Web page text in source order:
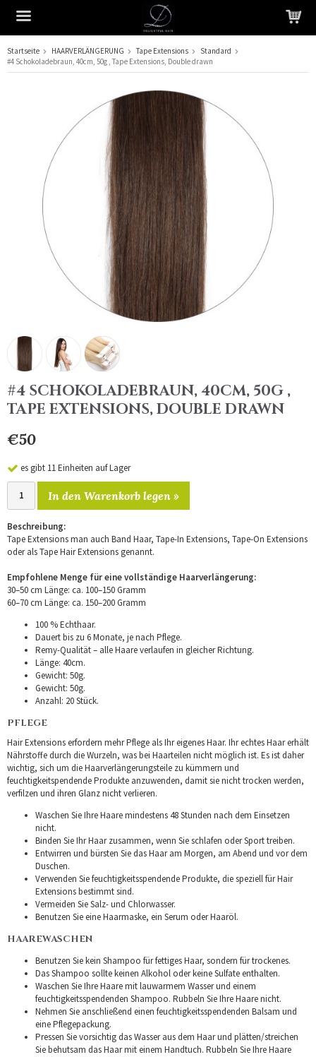
Das Produkt wurde in Ihren Warenkorb gelegt
Startseite HAARVERLÄNGERUNG Tape Extensions
Standard
#4 Schokoladebraun, 40cm, 50g , Tape Extensions, Double drawn
#4 SCHOKOLADEBRAUN, 40CM, 50G ,
TAPE EXTENSIONS, DOUBLE DRAWN
€50
es gibt 11 Einheiten auf Lager
In den Warenkorb legen »
Beschreibung:
Tape Extensions man auch Band Haar, Tape-In Extensions, Tape-On Extensions
oder als Tape Hair Extensions genannt.
Empfohlene Menge für eine vollständige Haarverlängerung:
30–50 cm Länge: ca. 100–150 Gramm
60–70 cm Länge: ca. 150–200 Gramm
100 % Echthaar.
Dauert bis zu 6 Monate, je nach Pflege.
Remy-Qualität – alle Haare verlaufen in gleicher Richtung.
Länge: 40cm.
Gewicht: 50g.
Gewicht: 50g.
Anzahl: 20 Stück.
PFLEGE
Hair Extensions erfordern mehr Pflege als Ihr eigenes Haar. Ihr echtes Haar erhält
Nährstoffe durch die Wurzeln, was bei Haarteilen nicht möglich ist. Es ist daher
wichtig, sich um die Haarverlängerungsteile zu kümmern und
feuchtigkeitspendende Produkte anzuwenden, damit sie nicht trocken werden,
verfilzen und ihren Glanz nicht verlieren.
Waschen Sie Ihre Haare mindestens 48 Stunden nach dem Einsetzen
nicht.
Binden Sie Ihr Haar zusammen, wenn Sie schlafen oder Sport treiben.
Entwirren und bürsten Sie das Haar am Morgen, am Abend und vor dem
Duschen.
Verwenden Sie feuchtigkeitsspendende Produkte, die speziell für Hair
Extensions bestimmt sind.
Vermeiden Sie Salz- und Chlorwasser.
Benutzen Sie eine Haarmaske, ein Serum oder Haaröl.
HAAREWASCHEN
Benutzen Sie kein Shampoo für fettiges Haar, sondern für trockenes.
Das Shampoo sollte keinen Alkohol oder keine Sulfate enthalten.
Waschen Sie Ihre Haare mit lauwarmem Wasser und einem
feuchtigkeitsspendenden Shampoo. Rubbeln Sie Ihre Haare nicht.
Nehmen Sie anschließend einen feuchtigkeitsspendenden Balsam und
eine Pflegepackung.
Pressen Sie vorsichtig das Wasser aus dem Haar und plätten/streichen
Sie behutsam das Haar mit einem Handtuch. Rubbeln Sie Ihre Haare